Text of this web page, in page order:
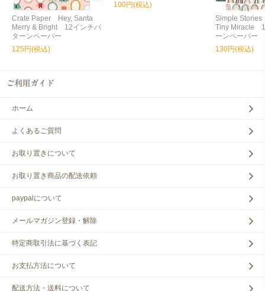
Crate Paper Hey, Santa
Merry & Bright 12インチパ
ターンペーパー
125円(税込)
100円(税込)
Simple
Tiny Miracle
ーンペーパー
130円(税込)
ホーム
よくあるご質問
お取り置きについて
お取り置き商品の配送依頼
paypalについて
メールマガジン登録・解除
特定商取引法に基づく表記
お支払方法について
配送方法・送料について